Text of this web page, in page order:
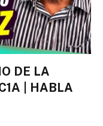
DE LA
| HABLA